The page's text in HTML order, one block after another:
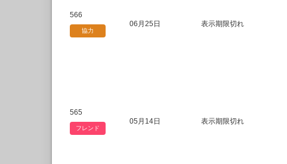
566
協力
06月25日 表示期限切れ
565
フレンド
05月14日 表示期限切れ